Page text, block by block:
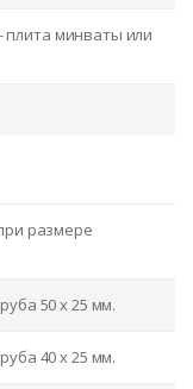
плита минваты или
размере
50 х 25 мм.
40 х 25 мм.